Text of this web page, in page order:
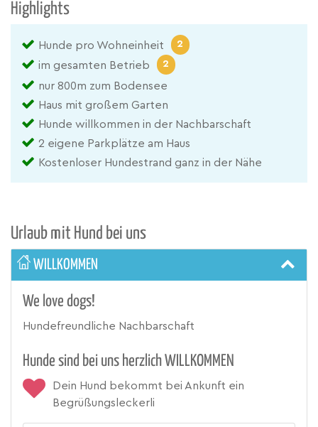
Highlights
Hunde pro Wohneinheit 2
im gesamten Betrieb 2
nur 800m zum Bodensee
Haus mit großem Garten
Hunde willkommen in der Nachbarschaft
2 eigene Parkplätze am Haus
Kostenloser Hundestrand ganz in der Nähe
Urlaub mit Hund bei uns
WILLKOMMEN
We love dogs!
Hundefreundliche Nachbarschaft
Hunde sind bei uns herzlich WILLKOMMEN
Dein Hund bekommt bei Ankunft ein
Begrüßungsleckerli